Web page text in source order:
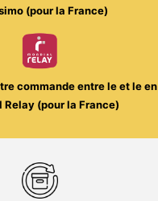
(pour la France)
commande entre leet leen
Relay (pour la France)